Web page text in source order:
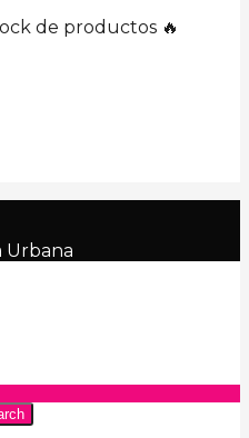
de productos 🔥
Urbana